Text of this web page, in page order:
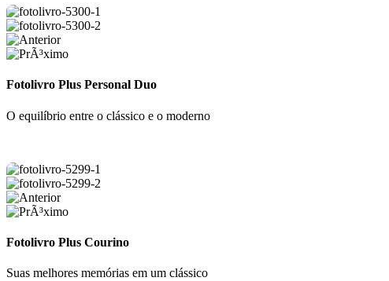
Fotolivro Plus Personal Duo
O equilíbrio entre o clássico e o moderno
Fotolivro Plus Courino
Suas melhores memórias em um clássico